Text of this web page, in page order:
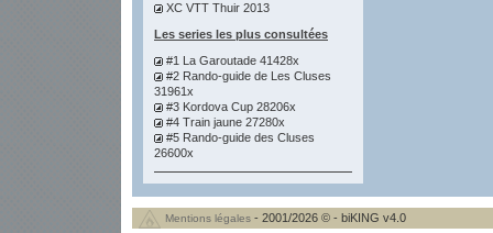
XC VTT Thuir 2013
Les series les plus consultées
#1 La Garoutade 41428x
#2 Rando-guide de Les Cluses
31961x
#3 Kordova Cup 28206x
#4 Train jaune 27280x
#5 Rando-guide des Cluses
26600x
Mentions légales - 2001/2026 © - biKING v4.0